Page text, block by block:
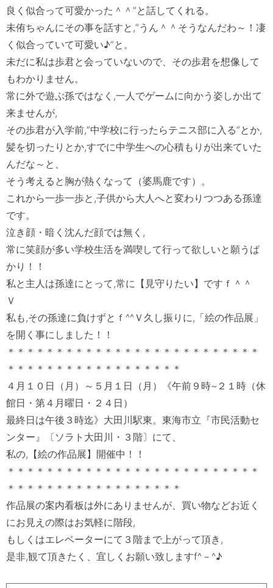
良く似合って可愛かった＾＾”と話してくれる。
未侑ちゃんにその事を話すと,“うん＾＾そうなんだわ～！凄
く似合っていて可愛い♪”と。
未だに私は歩君と会っていないので、その歩君を想像して
もわかりません。
常に外で遊ぶ孫ではなく,一人でゲームに向かう姿しか出て
来ませんが,
その歩君が入学前,“中学校に行ったらテニス部に入る”とか,
髪を切ったりとか,すでに中学生への心積もりが出来ていた
んだな～と、
そう考えると胸が熱くなって（婆馬鹿です）。
これから一歩一歩と,子供から大人へと変わりつつある孫達
です。
泣き顔・暗く沈んだ顔では無く,
常に笑顔が多い学校生活を満喫して行って欲しいと願うば
かり！！
私と主人は孫達にとって,常に【見守りたい】ですｆ＾＾
Ｖ
私も,その孫達に負けずとｆ^^Ｖ久し振りに,「絵の作品展」
を開く事にしました！！
＊＊＊＊＊＊＊＊＊＊＊＊＊＊＊＊＊＊＊＊＊＊＊＊＊＊
＊＊＊＊＊＊＊＊＊＊＊＊＊＊＊＊＊＊
４月１０日（月）～５月１日（月）《午前９時~２１時（休
館日・第４月曜日・２４日）
最終日は午後３時迄》大田川駅東。東海市立『市民活動セ
ンター』〔ソラト大田川・３階〕にて、
私の,【絵の作品展】開催中！！
＊＊＊＊＊＊＊＊＊＊＊＊＊＊＊＊＊＊＊＊＊＊＊＊＊＊
＊＊＊＊＊＊＊＊＊＊＊＊＊＊＊＊＊＊
作品展の案内看板は外にありませんが、買い物などお近く
にお見えの際はお気軽に階段,
もしくはエレベーターにて３階まで上がって頂き,